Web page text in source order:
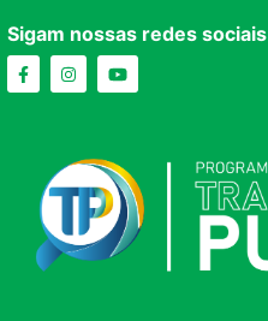
Sigam nossas redes sociais